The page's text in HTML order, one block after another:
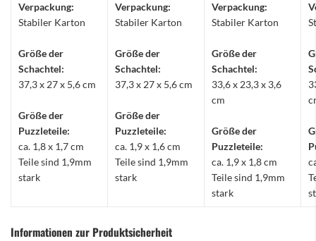
Verpackung:
Stabiler Karton
Größe der
Schachtel:
37,3 x 27 x 5,6 cm
Größe der
Puzzleteile:
ca. 1,8 x 1,7 cm
Teile sind 1,9mm
stark
Verpackung:
Stabiler Karton
Größe der
Schachtel:
37,3 x 27 x 5,6 cm
Größe der
Puzzleteile:
ca. 1,9 x 1,6 cm
Teile sind 1,9mm
stark
Verpackung:
Stabiler Karton
Größe der
Schachtel:
33,6 x 23,3 x 3,6
cm
Größe der
Puzzleteile:
ca. 1,9 x 1,8 cm
Teile sind 1,9mm
stark
Informationen zur Produktsicherheit